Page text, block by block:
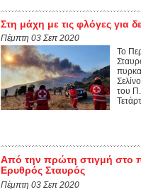
Στη μάχη με τις φλόγες για
Πέμπτη 03 Σεπ 2020
Το
του
Από την πρώτη στιγμή στο
Ερυθρός Σταυρός
Πέμπτη 03 Σεπ 2020